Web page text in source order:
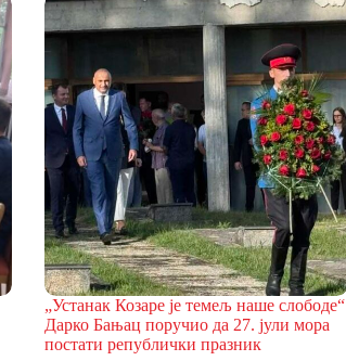
„Устанак Козаре је темељ наше слободе“
Дарко Бањац поручио да 27. јули мора
постати републички празник